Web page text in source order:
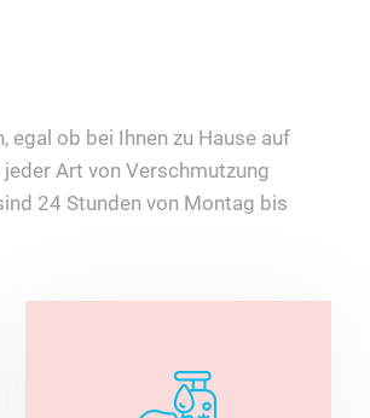
ob bei Ihnen zu Hause auf
Art von Verschmutzung
24 Stunden von Montag bis